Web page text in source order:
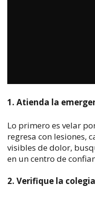
1. Atienda la
Lo primero es velar
regresa con lesiones,
visibles de dolor,
en un centro de
2. Verifique la